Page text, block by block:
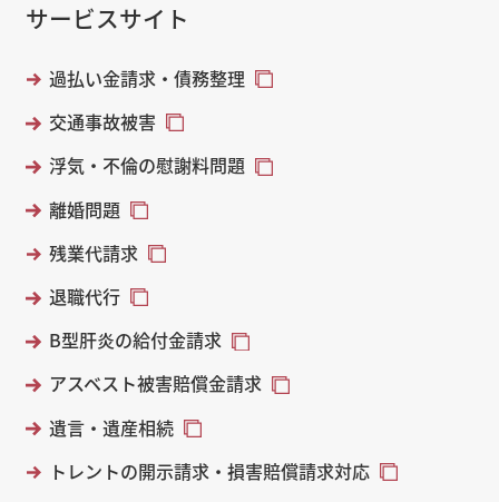
サービスサイト
過払い金請求・債務整理
交通事故被害
浮気・不倫の慰謝料問題
離婚問題
残業代請求
退職代行
B型肝炎の給付金請求
アスベスト被害賠償金請求
遺言・遺産相続
トレントの開示請求・損害賠償請求対応